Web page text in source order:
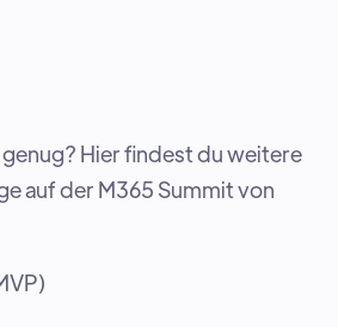
Hier findest du weitere
auf der M365 Summit von